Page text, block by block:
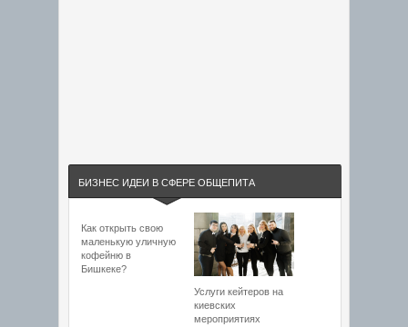
БИЗНЕС ИДЕИ В СФЕРЕ ОБЩЕПИТА
Как открыть свою
маленькую уличную
кофейню в
Бишкеке?
Услуги кейтеров на
киевских
мероприятиях